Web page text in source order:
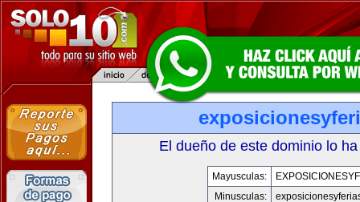
El dueño de este dominio lo
Mayusculas:
Minusculas: